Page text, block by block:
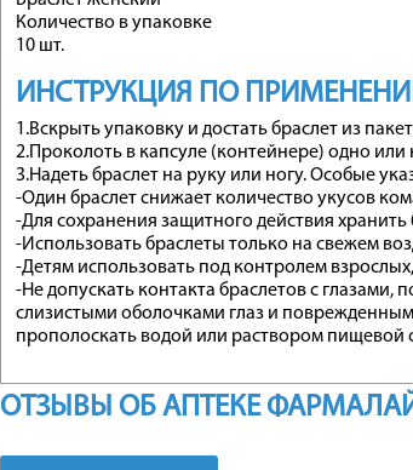
Количество в упаковке
10 шт.
ИНСТРУКЦИЯ ПО
1.Вскрыть упаковку и достать браслет из
2.Проколоть в капсуле (контейнере) одно или
3.Надеть браслет на руку или ногу. Особые
-Один браслет снижает количество укусов
-Для сохранения защитного действия
-Использовать браслеты только на свежем
-Детям использовать под контролем
-Не допускать контакта браслетов с
слизистыми оболочками глаз и
прополоскать водой или раствором пищевой
ОТЗЫВЫ ОБ АПТЕКЕ